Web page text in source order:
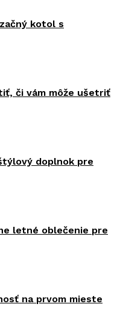
kotol s
či vám môže ušetriť
doplnok pre
letné oblečenie pre
na prvom mieste